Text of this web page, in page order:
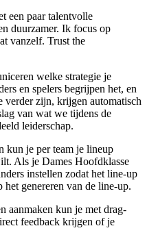
een paar talentvolle
duurzamer. Ik focus op
vanzelf. Trust the
welke strategie je
en spelers begrijpen het, en
verder zijn, krijgen automatisch
van wat we tijdens de
leiderschap.
kun je per team je lineup
Als je Dames Hoofdklasse
instellen zodat het line-up
het genereren van de line-up.
aanmaken kun je met drag-
feedback krijgen of je